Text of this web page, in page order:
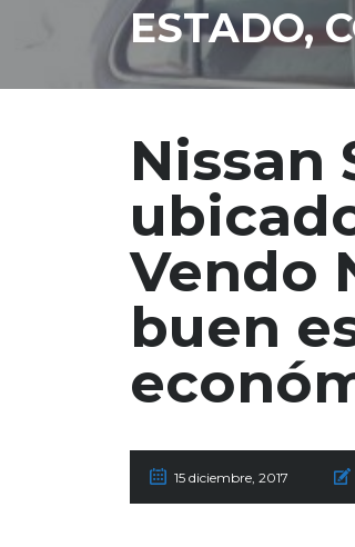
ESTADO,
Nissan
Vendo
buen
15 diciembre, 2017